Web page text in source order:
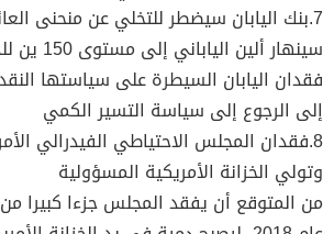
7.بنك اليابان سيضطر للتخلي عن منحنى العائدات
سينهار
فقدان اليابان السيطرة على سياستها
إلى الرجوع إلى سياسة التسير الكمي
8.فقدان المجلس الاحتياطي الفيدرالي
وتولي الخزانة الأمريكية المسؤولية
من المتوقع أن يفقد المجلس جزءا كبيرا